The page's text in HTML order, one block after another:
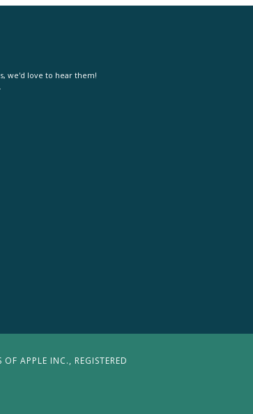
we'd love to hear them!
.
APPLE INC., REGISTERED